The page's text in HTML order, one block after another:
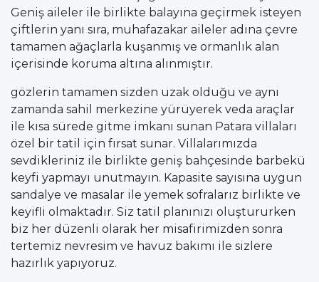
Geniş aileler ile birlikte balayına geçirmek isteyen
çiftlerin yanı sıra, muhafazakar aileler adına çevre
tamamen ağaçlarla kuşanmış ve ormanlık alan
içerisinde koruma altına alınmıştır.
gözlerin tamamen sizden uzak olduğu ve aynı
zamanda sahil merkezine yürüyerek veda araçlar
ile kısa sürede gitme imkanı sunan Patara villaları
özel bir tatil için fırsat sunar. Villalarımızda
sevdikleriniz ile birlikte geniş bahçesinde barbekü
keyfi yapmayı unutmayın. Kapasite sayısına uygun
sandalye ve masalar ile yemek sofralarız birlikte ve
keyifli olmaktadır. Siz tatil planınızı oluştururken
biz her düzenli olarak her misafirimizden sonra
tertemiz nevresim ve havuz bakımı ile sizlere
hazırlık yapıyoruz.